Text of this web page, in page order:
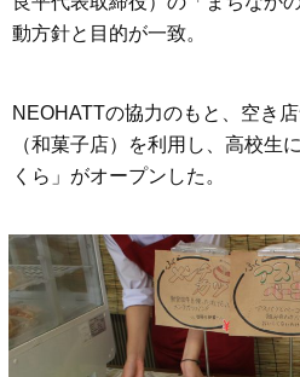
動方針と目的が一致。
NEOHATTの協力のもと、空き
（和菓子店）を利用し、高校生
くら」がオープンした。